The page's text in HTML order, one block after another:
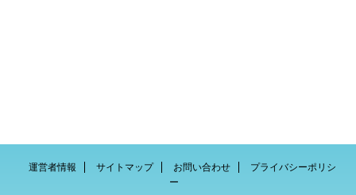
運営者情報 サイトマップ お問い合わせ
プライバシーポリシ
ー